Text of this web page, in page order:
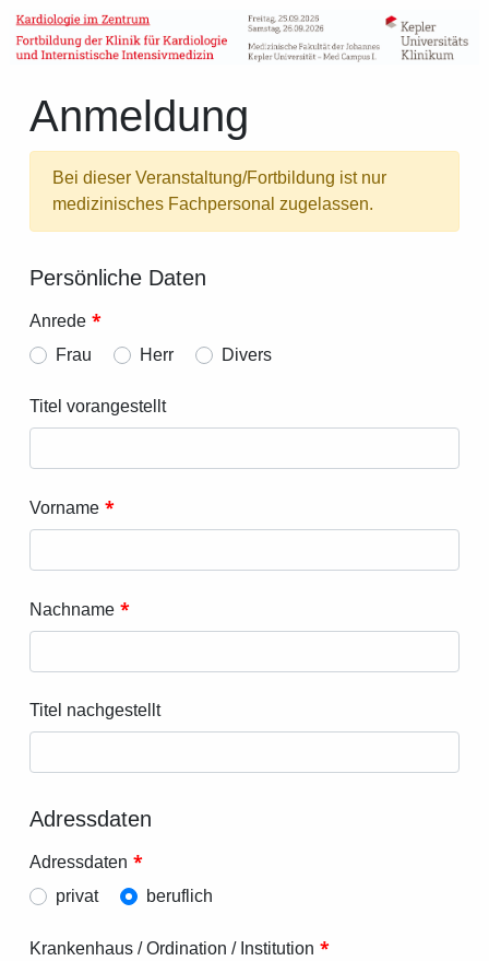
Anmeldung
Bei dieser Veranstaltung/Fortbildung ist nur
medizinisches Fachpersonal zugelassen.
Persönliche Daten
Anrede *
Frau Herr Divers
Titel vorangestellt
Vorname *
Nachname *
Titel nachgestellt
Adressdaten
Adressdaten *
privat beruflich
Krankenhaus / Ordination / Institution *